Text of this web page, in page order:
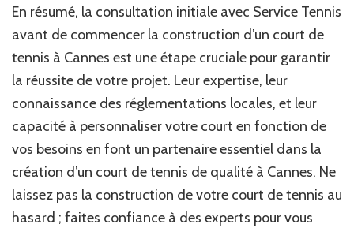
En résumé, la consultation initiale avec Service Tennis
avant de commencer la construction d’un court de
tennis à Cannes est une étape cruciale pour garantir
la réussite de votre projet. Leur expertise, leur
connaissance des réglementations locales, et leur
capacité à personnaliser votre court en fonction de
vos besoins en font un partenaire essentiel dans la
création d’un court de tennis de qualité à Cannes. Ne
laissez pas la construction de votre court de tennis au
hasard ; faites confiance à des experts pour vous